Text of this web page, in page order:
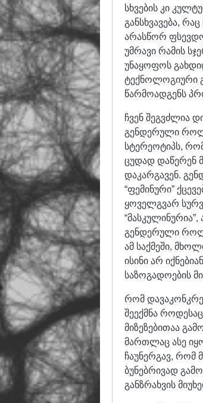
სხვების კი
განსხვავება,
არასწორ
უმრავი რამის
უნაყოფოს
ტექნოლოგიური
წარმოადგენს
ჩვენ შეგვძლია
გენდერული
სტერეოტიპს,
ცუდად დაწერენ
დაკარგავენ.
“ფემინური”
ყოველგვარ
გენდერული
ამ საქმეში,
ისინი არ
საზოგადოების
რომ
შეექმნა
მიზეზებითაა
მართლაც ასე
ჩაუნერგავ, რომ
ბუნებრივად
განზრახვის